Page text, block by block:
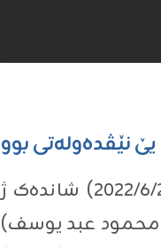
نێڤدەولەتی بوو
ب نوینەراتیا (پ.د ناظم سليمان عبدالعزيز) سەرۆکێ زانکۆیا زاخۆ ل ڕۆژا چارشەمبی ڕێکەفتی (٢٠٢٢/٦/٢٩) شاندەک ژ
محمود عبد یوسف)